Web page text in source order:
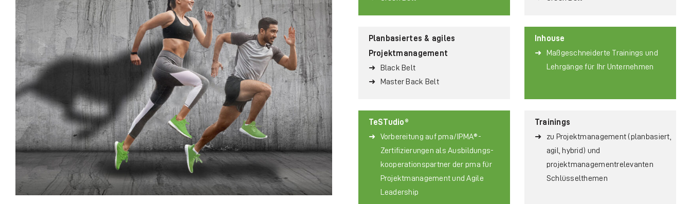
Planbasiertes & agiles
Projektmanagement
Black Belt
Master Back Belt
Inhouse
Maßgeschneiderte Trainings und
Lehrgänge für Ihr Unternehmen
TeSTudio®
Vorbereitung auf pma/IPMA®-
Zertifizierungen als Aus­bil­dungs­
koope­ra­tions­partner der pma für
Projektmanagement und Agile
Leadership
Trainings
zu Projektmanagement (planbasiert,
agil, hybrid) und
projektmanagementrelevanten
Schlüsselthemen